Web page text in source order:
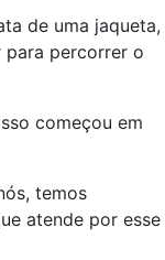
de uma jaqueta,
percorrer o
começou em
temos
atende por esse